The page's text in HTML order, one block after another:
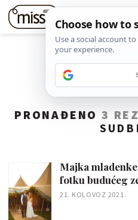
PRONAĐENO 3
Majka
fotku budućeg
21. KOLOVOZ 2021.